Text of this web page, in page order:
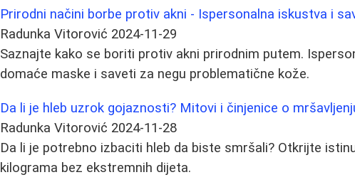
Prirodni načini borbe protiv akni - Ispersonalna iskustva i
Radunka Vitorović 2024-11-29
Saznajte kako se boriti protiv akni prirodnim putem.
domaće maske i saveti za negu problematične kože.
Da li je hleb uzrok gojaznosti? Mitovi i činjenice o
Radunka Vitorović 2024-11-28
Da li je potrebno izbaciti hleb da biste smršali? Otkrijte
kilograma bez ekstremnih dijeta.